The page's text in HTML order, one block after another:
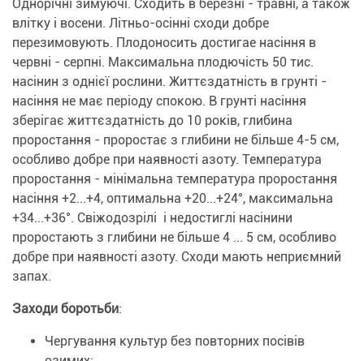
Однорічні зимуючі. Сходить в березні - травні, а також
влітку і восени. Літньо-осінні сходи добре
перезимовують. Плодоносить достигае насіння в
червні - серпні. Максимальна плодючість 50 тис.
насінин з однієї рослини. Життєздатність в грунті -
насіння не має періоду спокою. В грунті насіння
зберігає життєздатність до 10 років, глибина
проростання - проростає з глибини не більше 4-5 см,
особливо добре при наявності азоту. Температура
проростання - мінімальна температура проростання
насіння +2...+4, оптимальна +20...+24°, максимальна
+34...+36°. Свіжодозрілі і недостиглі насінини
проростають з глибини не більше 4 ... 5 см, особливо
добре при наявності азоту. Сходи мають неприємний
запах.
Заходи боротьби:
Чергування культур без повторних посівів